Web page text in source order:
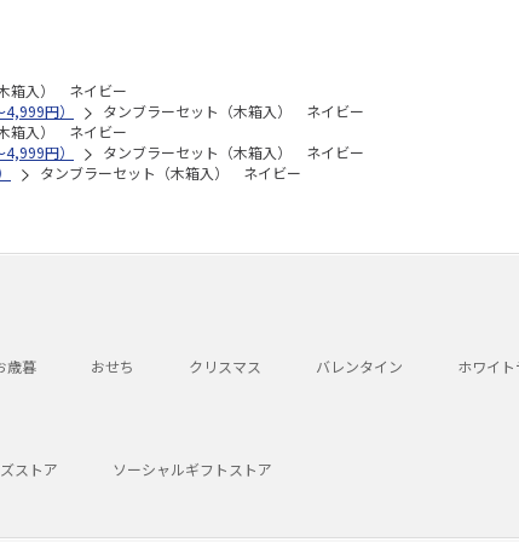
箱入） ネイビー
円）
タンブラーセット（木箱入） ネイビー
箱入） ネイビー
円）
タンブラーセット（木箱入） ネイビー
タンブラーセット（木箱入） ネイビー
歳暮 おせち クリスマス バレンタイン ホワイ
ストア ソーシャルギフトストア